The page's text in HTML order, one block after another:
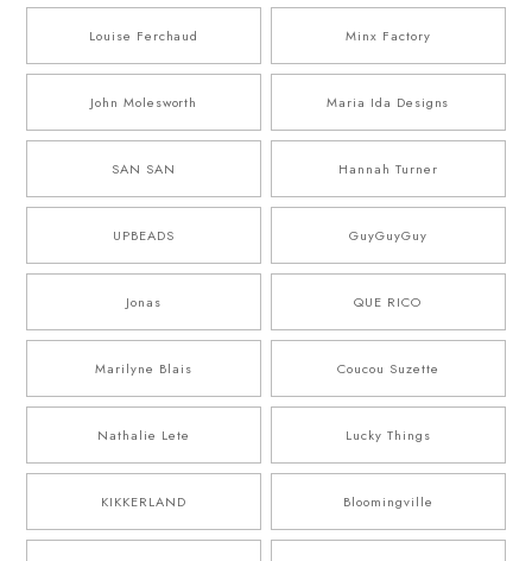
Louise Ferchaud Minx Factory
John Molesworth Maria Ida Designs
SAN SAN Hannah Turner
UPBEADS GuyGuyGuy
Jonas QUE RICO
Marilyne Blais Coucou Suzette
Nathalie Lete Lucky Things
KIKKERLAND Bloomingville